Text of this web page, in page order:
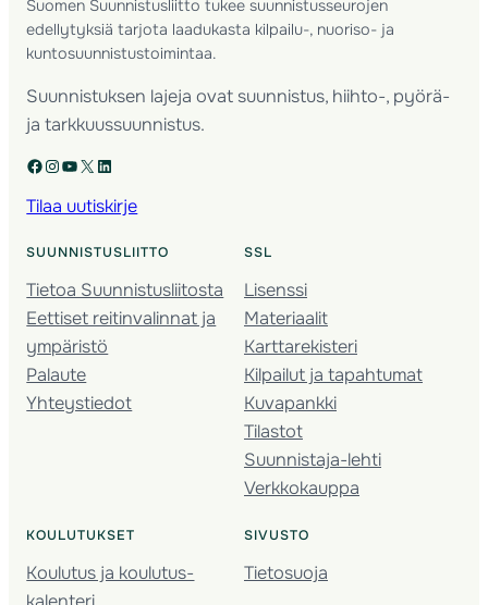
Suomen Suunnistusliitto tukee suunnistusseurojen
edellytyksiä tarjota laadukasta kilpailu-, nuoriso- ja
kuntosuunnistustoimintaa.
Suunnistuksen lajeja ovat suunnistus, hiihto-, pyörä-
ja tarkkuussuunnistus.
Facebook Instagram YouTube X LinkedIn
Tilaa uutiskirje
SUUNNISTUSLIITTO
Tietoa Suunnistusliitosta
Eettiset reitinvalinnat ja
ympäristö
Palaute
Yhteystiedot
SSL
Lisenssi
Materiaalit
Karttarekisteri
Kilpailut ja tapahtumat
Kuvapankki
Tilastot
Suunnistaja-lehti
Verkkokauppa
KOULUTUKSET
Koulutus ja koulutus­
SIVUSTO
Tietosuoja